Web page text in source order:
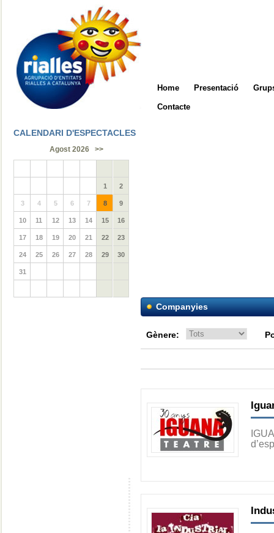
Home Presentació
Contacte
CALENDARI D'ESPECTACLES
Agost 2026 >>
1 2
3 4 5 6 7 8 9
10 11 12 13 14 15 16
17 18 19 20 21 22 23
24 25 26 27 28 29 30
31
Companyies
Gènere: